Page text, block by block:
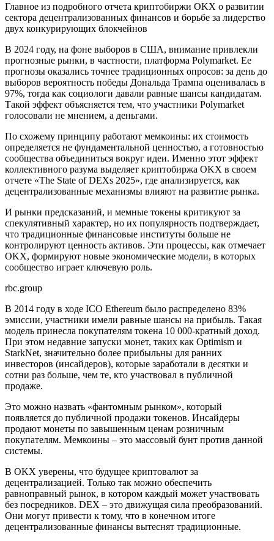
Главное из подробного отчета криптобиржи OKX о развитии
сектора децентрализованных финансов и борьбе за лидерство
двух конкурирующих блокчейнов
В 2024 году, на фоне выборов в США, внимание привлекли
прогнозные рынки, в частности, платформа Polymarket. Ее
прогнозы оказались точнее традиционных опросов: за день до
выборов вероятность победы Дональда Трампа оценивалась в
97%, тогда как социологи давали равные шансы кандидатам.
Такой эффект объясняется тем, что участники Polymarket
голосовали не мнением, а деньгами.
По схожему принципу работают мемкоины: их стоимость
определяется не фундаментальной ценностью, а готовностью
сообщества объединиться вокруг идеи. Именно этот эффект
коллективного разума выделяет криптобиржа OKX в своем
отчете «The State of DEXs 2025», где анализируется, как
децентрализованные механизмы влияют на развитие рынка.
И рынки предсказаний, и мемные токены критикуют за
спекулятивный характер, но их популярность подтверждает,
что традиционные финансовые институты больше не
контролируют ценность активов. Эти процессы, как отмечает
OKX, формируют новые экономические модели, в которых
сообщество играет ключевую роль.
rbc.group
В 2014 году в ходе ICO Ethereum было распределено 83%
эмиссии, участники имели равные шансы на прибыль. Такая
модель принесла покупателям токена 10 000-кратный доход.
При этом недавние запуски монет, таких как Optimism и
StarkNet, значительно более прибыльны для ранних
инвесторов (инсайдеров), которые заработали в десятки и
сотни раз больше, чем те, кто участвовал в публичной
продаже.
Это можно назвать «фантомным рынком», который
появляется до публичной продажи токенов. Инсайдеры
продают монеты по завышенным ценам розничным
покупателям. Мемкоины – это массовый бунт против данной
системы.
В OKX уверены, что будущее криптовалют за
децентрализацией. Только так можно обеспечить
равноправный рынок, в котором каждый может участвовать
без посредников. DEX – это движущая сила преобразований.
Они могут привести к тому, что в конечном итоге
децентрализованные финансы вытеснят традиционные.